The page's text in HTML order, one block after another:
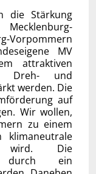
die Stärkung
MV
attraktiven
Dreh- und
werden. Die
auf
Wir wollen,
zu einem
klimaneutrale
wird. Die
durch ein